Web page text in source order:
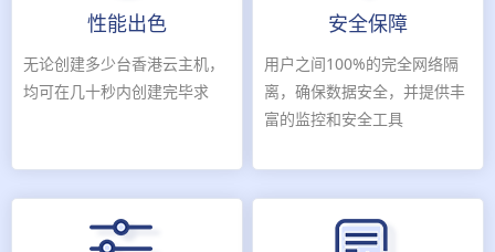
性能出色
无论创建多少台香港云主机，
均可在几十秒内创建完毕求
安全保障
用户之间100%的完全网络隔
离，确保数据安全，并提供丰
富的监控和安全工具